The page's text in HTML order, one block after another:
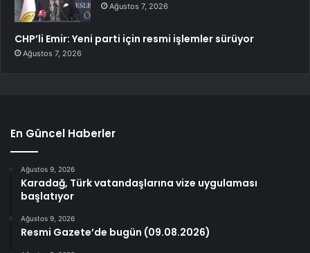
Ağustos 7, 2026
CHP’li Emir: Yeni parti için resmi işlemler sürüyor
Ağustos 7, 2026
En Güncel Haberler
Ağustos 9, 2026
Karadağ, Türk vatandaşlarına vize uygulaması
başlatıyor
Ağustos 9, 2026
Resmi Gazete’de bugün (09.08.2026)